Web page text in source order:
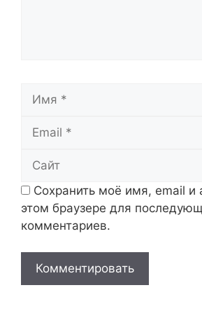
Сохранить моё имя, email и
этом браузере для
комментариев.